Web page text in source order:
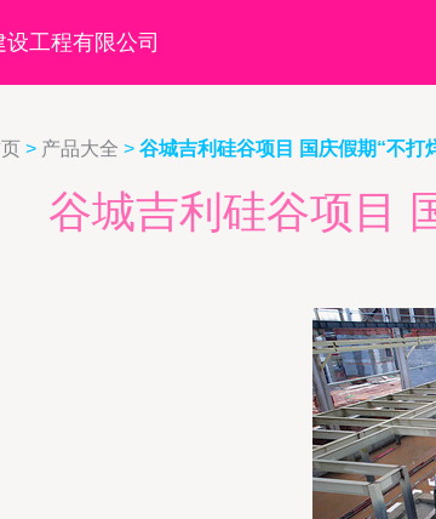
工程有限公司
> 产品大全 > 谷城吉利硅谷项目 国庆假期“不打
谷城吉利硅谷项目